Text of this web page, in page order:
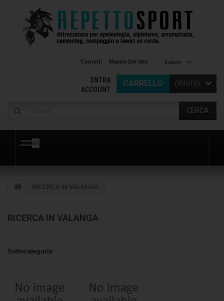
Italiano
Contatti Mappa Del Sito
CARRELLO
ENTRA
ACCOUNT
CERCA
MENU
RICERCA IN VALANGA
RICERCA IN VALANGA
Sottocategorie